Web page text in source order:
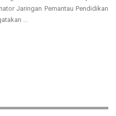
Jaringan Pemantau Pendidikan
...